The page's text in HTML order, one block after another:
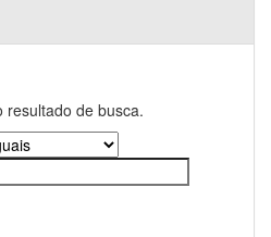
resultado de busca.